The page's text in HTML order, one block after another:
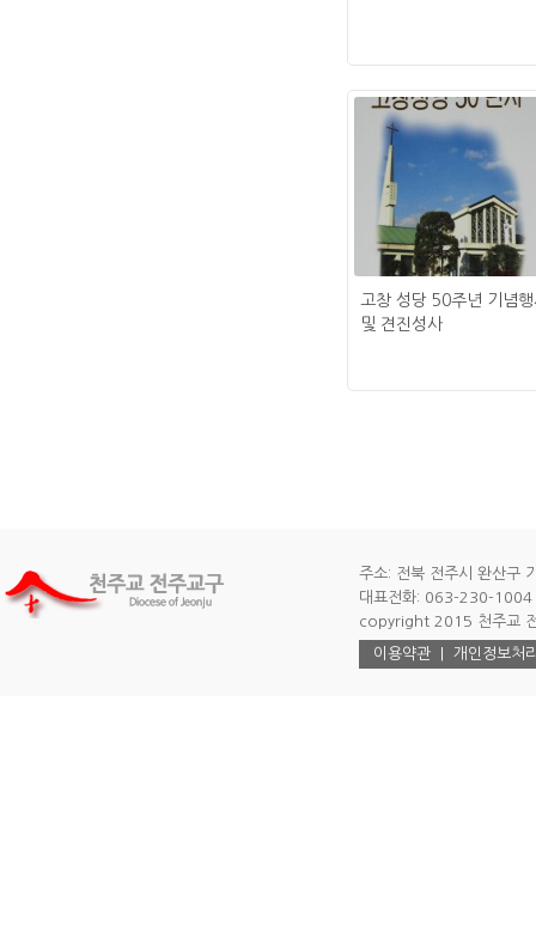
고창 성당 50주년 기념행
및 견진성사
주소: 전북 전주시 완산구
대표전화: 063-230-
copyright 2015 천주교
이용약관 개인정보처